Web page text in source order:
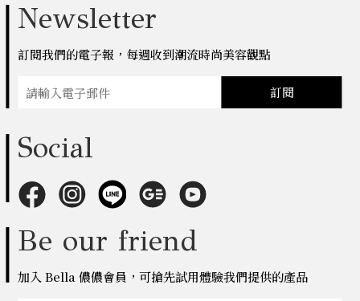
Newsletter
訂閱我們的電子報，每週收到潮流時尚美容觀點
訂閱
Social
Be our friend
加入 Bella 儂儂會員，可搶先試用體驗我們提供的產品